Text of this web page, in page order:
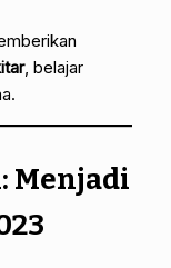
, belajar
Menjadi